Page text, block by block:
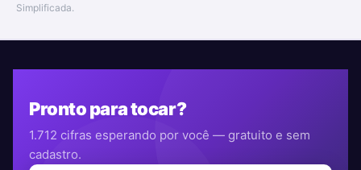
Simplificada.
Pronto para tocar?
1.712 cifras esperando por você — gratuito e sem
cadastro.